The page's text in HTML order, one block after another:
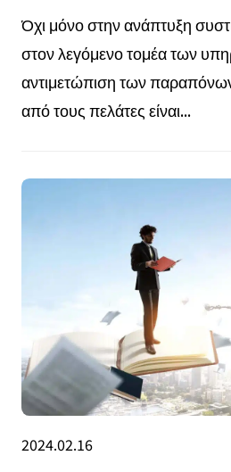
Όχι μόνο στην ανάπτυξη
στον λεγόμενο τομέα των
αντιμετώπιση των
από τους πελάτες είναι...
2024.02.16